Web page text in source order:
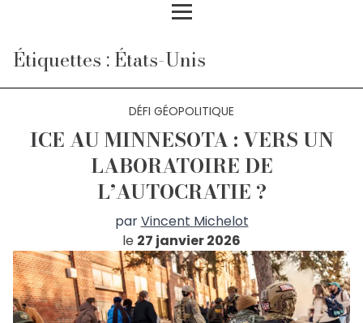
Étiquettes : États-Unis
DÉFI GÉOPOLITIQUE
ICE AU MINNESOTA : VERS UN
LABORATOIRE DE
L’AUTOCRATIE ?
parVincent Michelot
le 27 janvier 2026